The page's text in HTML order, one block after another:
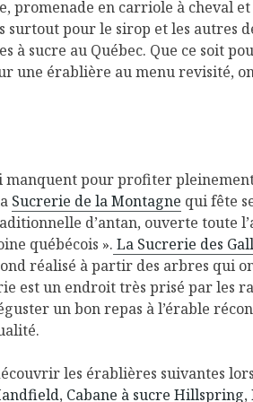
promenade en carriole à cheval
surtout pour le sirop et les autres
à sucre au Québec. Que ce soit
une érablière au menu revisité,
manquent pour profiter
Sucrerie de la Montagne qui fête
d’antan, ouverte toute
québécois ». La Sucrerie des
réalisé à partir des arbres qui
est un endroit très prisé par les
un bon repas à l’érable
les érablières suivantes lors
, Cabane à sucre Hillspring,